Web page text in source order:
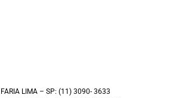
FARIA LIMA – SP: (11) 3090- 3633